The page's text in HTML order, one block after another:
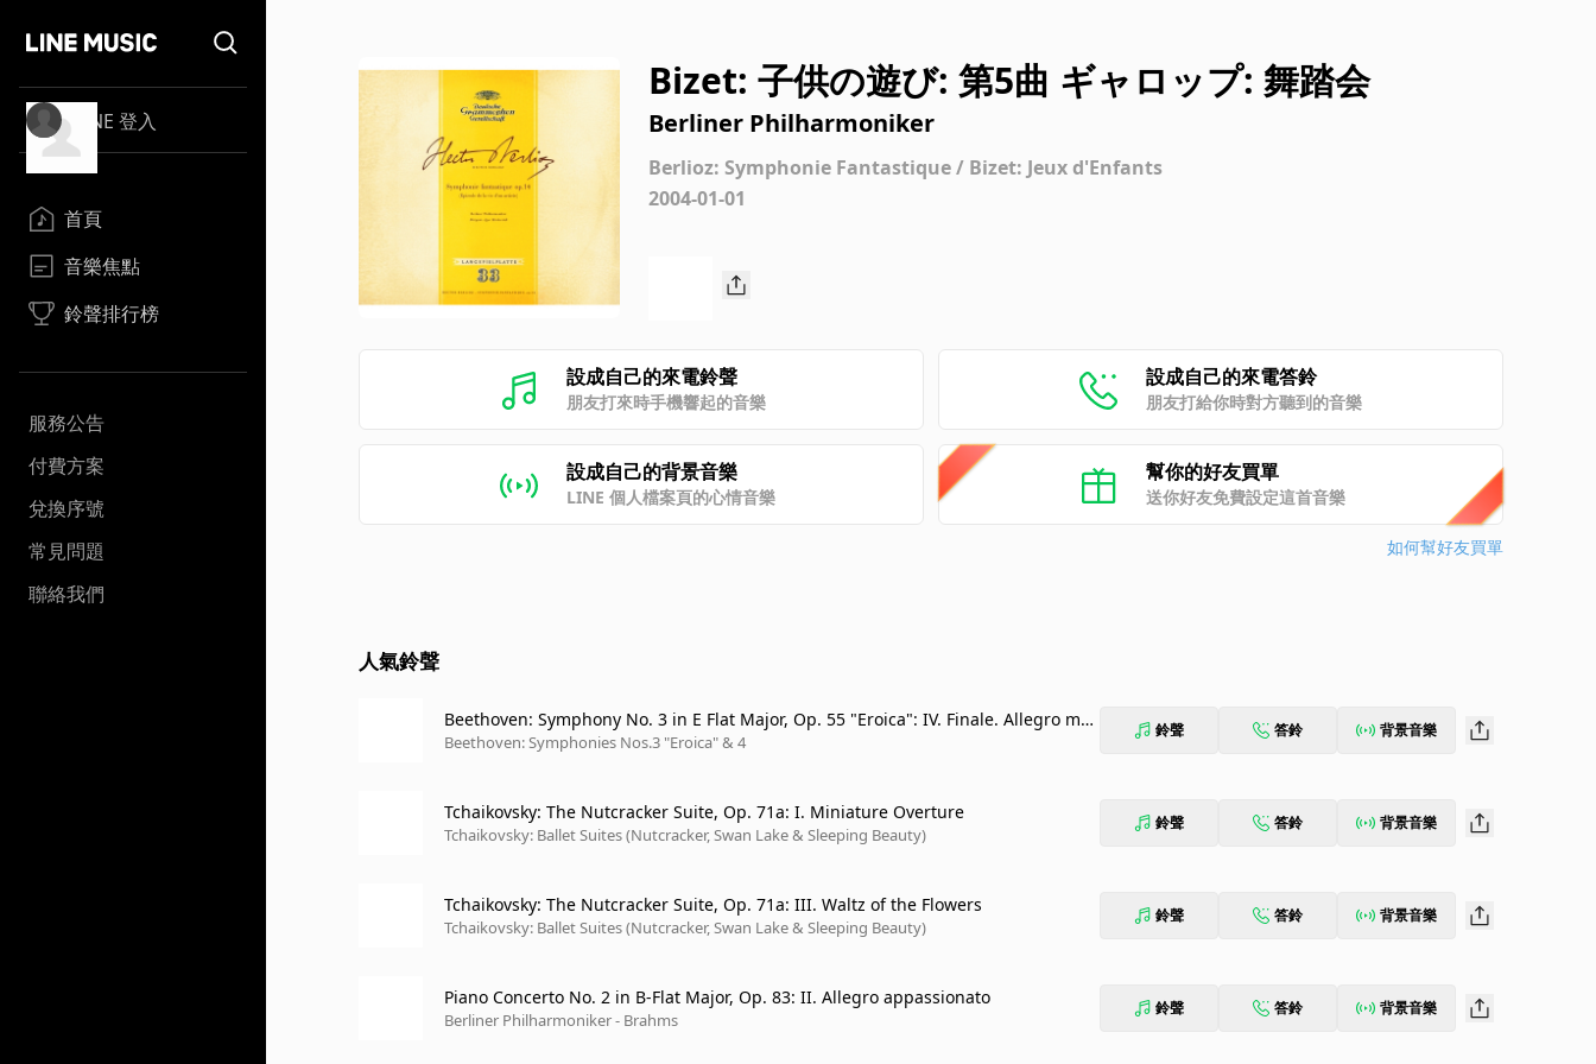
LINE 登入
首頁
音樂焦點
鈴聲排行榜
服務公告
付費方案
兌換序號
常見問題
聯絡我們
Bizet: 子供の遊び: 第5曲 ギャロップ: 舞踏会
Berliner Philharmoniker
Berlioz: Symphonie Fantastique / Bizet: Jeux d'Enfants
2004-01-01
設成自己的來電鈴聲
朋友打來時手機響起的音樂
設成自己的來電答鈴
朋友打給你時對方聽到的音樂
設成自己的背景音樂
LINE 個人檔案頁的心情音樂
幫你的好友買單
送你好友免費設定這首音樂
如何幫好友買單
人氣鈴聲
Beethoven: Symphony No. 3 in E Flat Major, Op. 55 "Eroica": IV. Finale. Allegro mol
to (Recorded 1962)
Beethoven: Symphonies Nos.3 "Eroica" & 4
鈴聲 答鈴 背景音樂
Tchaikovsky: The Nutcracker Suite, Op. 71a: I. Miniature Overture
Tchaikovsky: Ballet Suites (Nutcracker, Swan Lake & Sleeping Beauty)
鈴聲 答鈴 背景音樂
Tchaikovsky: The Nutcracker Suite, Op. 71a: III. Waltz of the Flowers
Tchaikovsky: Ballet Suites (Nutcracker, Swan Lake & Sleeping Beauty)
鈴聲 答鈴 背景音樂
Piano Concerto No. 2 in B-Flat Major, Op. 83: II. Allegro appassionato
Berliner Philharmoniker - Brahms
鈴聲 答鈴 背景音樂